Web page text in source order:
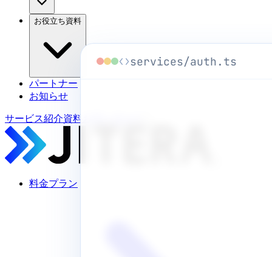
お役立ち資料
パートナー
お知らせ
サービス紹介資料
料金プラン
services/auth.ts